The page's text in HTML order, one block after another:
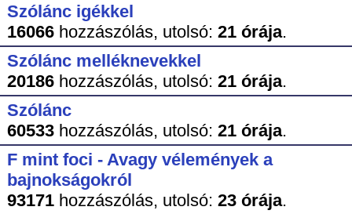
Szólánc igékkel
16066hozzászólás, utolsó: 21 órája.
Szólánc melléknevekkel
20186hozzászólás, utolsó: 21 órája.
Szólánc
60533hozzászólás, utolsó: 21 órája.
F mint foci - Avagy vélemények a
bajnokságokról
93171hozzászólás, utolsó: 23 órája.